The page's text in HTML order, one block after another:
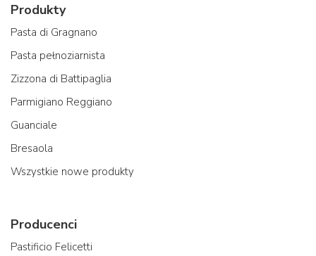
Produkty
Pasta di Gragnano
Pasta pełnoziarnista
Zizzona di Battipaglia
Parmigiano Reggiano
Guanciale
Bresaola
Wszystkie nowe produkty
Producenci
Pastificio Felicetti